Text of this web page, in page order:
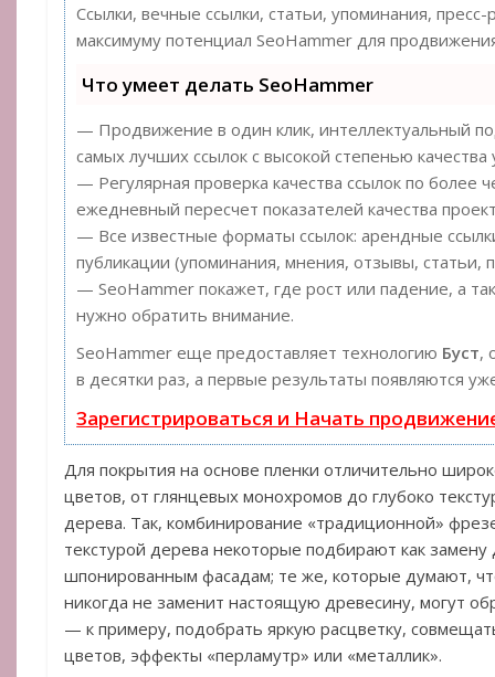
Ссылки, вечные ссылки, статьи, упоминания,
максимуму потенциал SeoHammer для
Что умеет делать SeoHammer
— Продвижение в один клик, интеллектуальный
самых лучших ссылок с высокой степенью
— Регулярная проверка качества ссылок по более
ежедневный пересчет показателей качества
— Все известные форматы ссылок: арендные
публикации (упоминания, мнения, отзывы, статьи,
— SeoHammer покажет, где рост или падение, а
нужно обратить внимание.
SeoHammer еще предоставляет технологию Буст,
в десятки раз, а первые результаты появляются
Зарегистрироваться и Начать
Для покрытия на основе пленки отличительно
цветов, от глянцевых монохромов до глубоко
дерева. Так, комбинирование «традиционной»
текстурой дерева некоторые подбирают как
шпонированным фасадам; те же, которые думают,
никогда не заменит настоящую древесину, могут
— к примеру, подобрать яркую расцветку,
цветов, эффекты «перламутр» или «металлик».